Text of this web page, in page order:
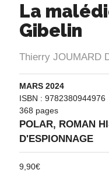
La
Gibelin
Thierry JOUMARD
MARS 2024
ISBN : 9782380944976
368 pages
POLAR, ROMAN
D'ESPIONNAGE
9,90€